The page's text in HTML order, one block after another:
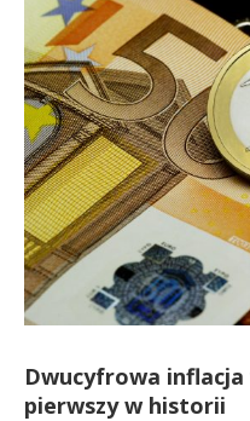
Dwucyfrowa
pierwszy w historii